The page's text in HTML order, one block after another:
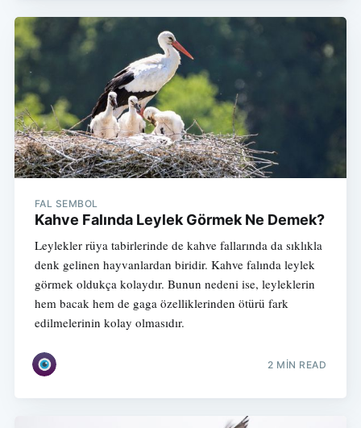
FAL SEMBOL
Kahve Falında Leylek Görmek Ne Demek?
Leylekler rüya tabirlerinde de kahve fallarında da sıklıkla
denk gelinen hayvanlardan biridir. Kahve falında leylek
görmek oldukça kolaydır. Bunun nedeni ise, leyleklerin
hem bacak hem de gaga özelliklerinden ötürü fark
edilmelerinin kolay olmasıdır.
2 MIN READ